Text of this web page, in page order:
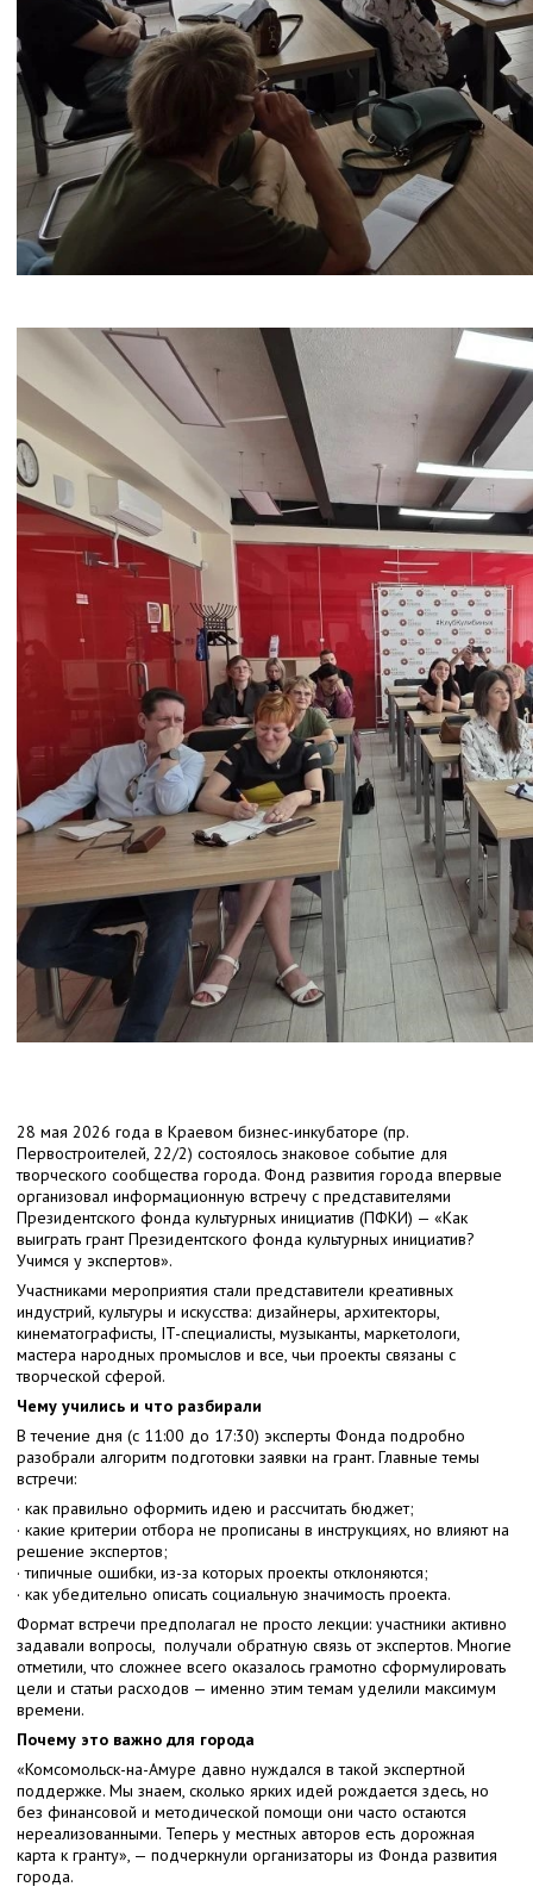
28 мая 2026 года в Краевом бизнес-инкубаторе (пр.
Первостроителей, 22/2) состоялось знаковое событие для
творческого сообщества города. Фонд развития города впервые
организовал информационную встречу с представителями
Президентского фонда культурных инициатив (ПФКИ) — «Как
выиграть грант Президентского фонда культурных инициатив?
Учимся у экспертов».
Участниками мероприятия стали представители креативных
индустрий, культуры и искусства: дизайнеры, архитекторы,
кинематографисты, IT-специалисты, музыканты, маркетологи,
мастера народных промыслов и все, чьи проекты связаны с
творческой сферой.
Чему учились и что разбирали
В течение дня (с 11:00 до 17:30) эксперты Фонда подробно
разобрали алгоритм подготовки заявки на грант. Главные темы
встречи:
· как правильно оформить идею и рассчитать бюджет;
· какие критерии отбора не прописаны в инструкциях, но влияют на
решение экспертов;
· типичные ошибки, из-за которых проекты отклоняются;
· как убедительно описать социальную значимость проекта.
Формат встречи предполагал не просто лекции: участники активно
задавали вопросы, получали обратную связь от экспертов. Многие
отметили, что сложнее всего оказалось грамотно сформулировать
цели и статьи расходов — именно этим темам уделили максимум
времени.
Почему это важно для города
«Комсомольск-на-Амуре давно нуждался в такой экспертной
поддержке. Мы знаем, сколько ярких идей рождается здесь, но
без финансовой и методической помощи они часто остаются
нереализованными. Теперь у местных авторов есть дорожная
карта к гранту», — подчеркнули организаторы из Фонда развития
города.